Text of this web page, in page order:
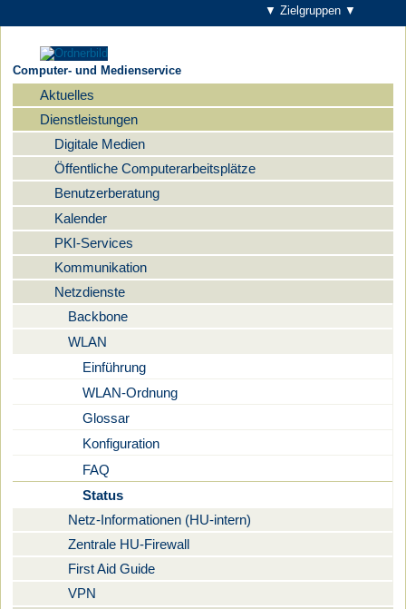
▼ Zielgruppen ▼
Computer- und Medienservice
Navigation
Aktuelles
Dienstleistungen
Digitale Medien
Öffentliche Computerarbeitsplätze
Benutzerberatung
Kalender
PKI-Services
Kommunikation
Netzdienste
Backbone
WLAN
Einführung
WLAN-Ordnung
Glossar
Konfiguration
FAQ
Status
Netz-Informationen (HU-intern)
Zentrale HU-Firewall
First Aid Guide
VPN